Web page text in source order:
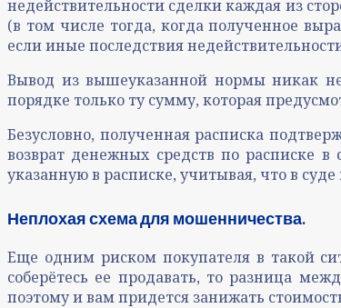
недействительности сделки каждая из
(в том числе тогда, когда полученное
если иные последствия
Вывод из вышеуказанной нормы никак не
порядке только ту сумму, которая
Безусловно, полученная расписка
возврат денежных средств по расписке
указанную в расписке, учитывая, что в
Неплохая схема для мошенничества.
Еще одним риском покупателя в такой
соберётесь ее продавать, то разница
поэтому и вам придется занижать